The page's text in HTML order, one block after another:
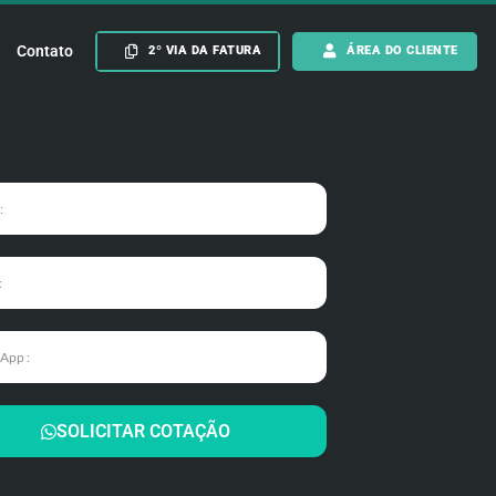
Contato 2º VIA DA FATURA ÁREA DO CLIENTE
SOLICITAR COTAÇÃO